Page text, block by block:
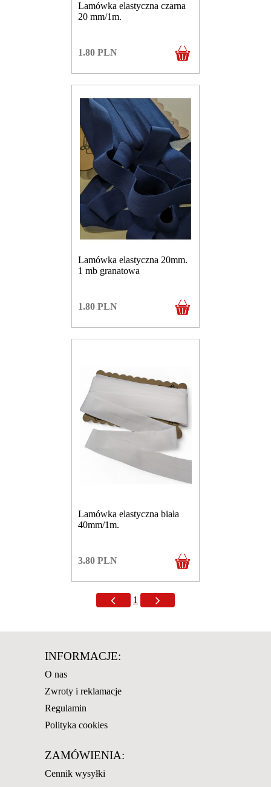
Lamówka elastyczna czarna
20 mm/1m.
1.80 PLN
Lamówka elastyczna 20mm.
1 mb granatowa
1.80 PLN
Lamówka elastyczna biała
40mm/1m.
3.80 PLN
1
INFORMACJE:
O nas
Zwroty i reklamacje
Regulamin
Polityka cookies
ZAMÓWIENIA:
Cennik wysyłki